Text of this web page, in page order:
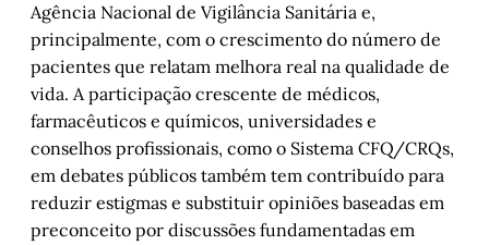
Agência Nacional de Vigilância Sanitária e,
principalmente, com o crescimento do número de
pacientes que relatam melhora real na qualidade de
vida. A participação crescente de médicos,
farmacêuticos e químicos, universidades e
conselhos profissionais, como o Sistema CFQ/CRQs,
em debates públicos também tem contribuído para
reduzir estigmas e substituir opiniões baseadas em
preconceito por discussões fundamentadas em